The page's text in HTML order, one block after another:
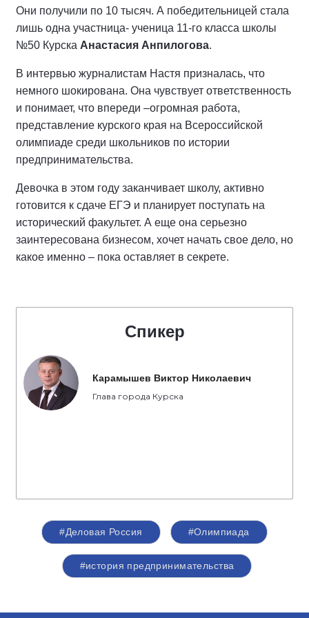
Они получили по 10 тысяч. А победительницей стала
лишь одна участница- ученица 11-го класса школы
№50 Курска Анастасия Анпилогова.
В интервью журналистам Настя призналась, что
немного шокирована. Она чувствует ответственность
и понимает, что впереди –огромная работа,
представление курского края на Всероссийской
олимпиаде среди школьников по истории
предпринимательства.
Девочка в этом году заканчивает школу, активно
готовится к сдаче ЕГЭ и планирует поступать на
исторический факультет. А еще она серьезно
заинтересована бизнесом, хочет начать свое дело, но
какое именно – пока оставляет в секрете.
Спикер
Карамышев Виктор Николаевич
Глава города Курска
#Деловая Россия #Олимпиада
#история предпринимательства